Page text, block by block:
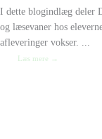
I dette blogindlæg deler
og læsevaner hos
afleveringer vokser. ...
Læs mere →